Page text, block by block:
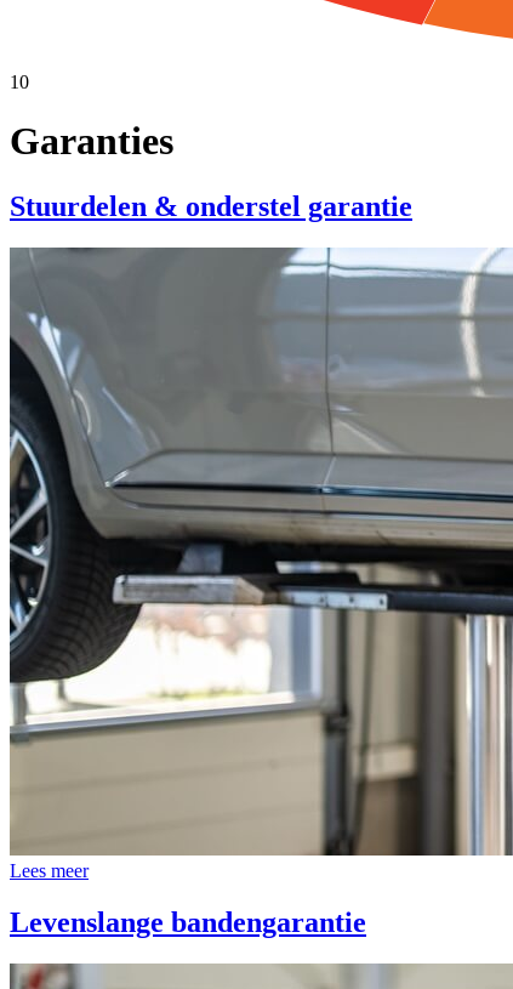
10
Garanties
Stuurdelen & onderstel garantie
Lees meer
Levenslange bandengarantie